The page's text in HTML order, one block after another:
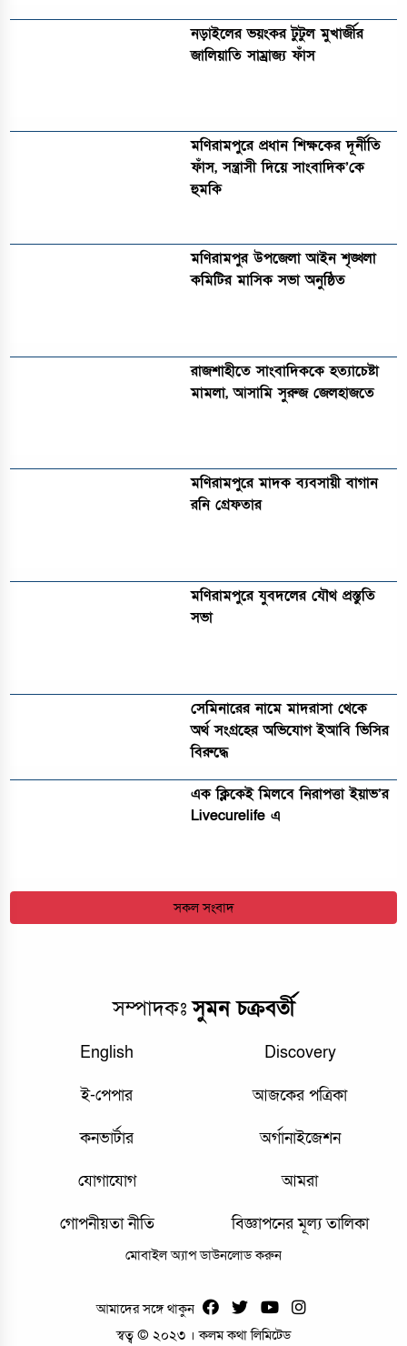
নড়াইলের ভয়ংকর টুটুল মুখার্জীর
জালিয়াতি সাম্রাজ্য ফাঁস
মণিরামপুরে প্রধান শিক্ষকের দূর্নীতি
ফাঁস, সন্ত্রাসী দিয়ে সাংবাদিক’কে
হুমকি
মণিরামপুর উপজেলা আইন শৃঙ্খলা
কমিটির মাসিক সভা অনুষ্ঠিত‎‎
রাজশাহীতে সাংবাদিককে হত্যাচেষ্টা
মামলা, আসামি সুরুজ জেলহাজতে
মণিরামপুরে মাদক ব্যবসায়ী বাগান
রনি গ্রেফতার
মণিরামপুরে যুবদলের যৌথ প্রস্তুতি
সভা
সেমিনারের নামে মাদরাসা থেকে
অর্থ সংগ্রহের অভিযোগ ইআবি ভিসির
বিরুদ্ধে
এক ক্লিকেই মিলবে নিরাপত্তা ইয়াভ’র
Livecurelife এ
সকল সংবাদ
সম্পাদকঃসুমন চক্রবর্তী
English Discovery
ই-পেপার আজকের পত্রিকা
কনভার্টার অর্গানাইজেশন
যোগাযোগ আমরা
গোপনীয়তা নীতি বিজ্ঞাপনের মূল্য তালিকা
মোবাইল অ্যাপ ডাউনলোড করুন
আমাদের সঙ্গে থাকুন
স্বত্ব © ২০২৩ । কলম কথা লিমিটেড